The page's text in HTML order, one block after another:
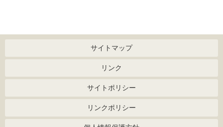
サイトマップ
リンク
サイトポリシー
リンクポリシー